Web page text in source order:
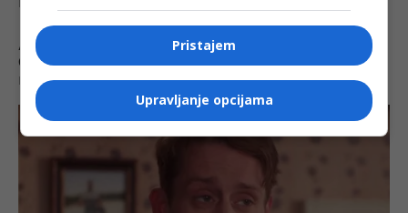
Pristajem
Upravljanje opcijama